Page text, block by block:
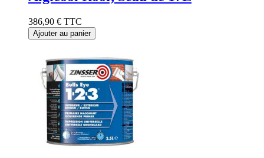
386,90 € TTC
Ajouter au panier